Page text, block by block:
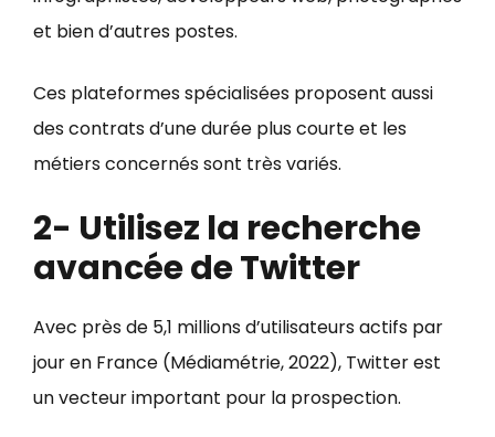
et bien d’autres postes.
Ces plateformes spécialisées proposent aussi
des contrats d’une durée plus courte et les
métiers concernés sont très variés.
2- Utilisez la recherche
avancée de Twitter
Avec près de 5,1 millions d’utilisateurs actifs par
jour en France (Médiamétrie, 2022), Twitter est
un vecteur important pour la prospection.